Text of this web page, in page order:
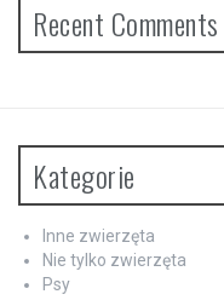
Recent Comments
Kategorie
Inne zwierzęta
Nie tylko zwierzęta
Psy